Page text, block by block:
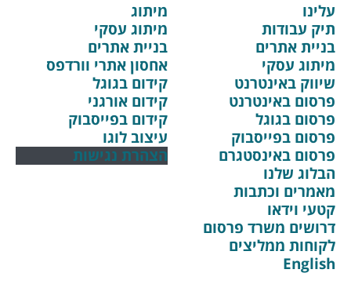
עלינו
תיק עבודות
בניית אתרים
מיתוג עסקי
שיווק באינטרנט
פרסום באינטרנט
פרסום בגוגל
פרסום בפייסבוק
פרסום באינסטגרם
הבלוג שלנו
מאמרים וכתבות
קטעי וידאו
דרושים משרד פרסום
לקוחות ממליצים
English
מיתוג
מיתוג עסקי
בניית אתרים
אחסון אתרי וורדפס
קידום בגוגל
קידום אורגני
קידום בפייסבוק
עיצוב לוגו
הצהרת נגישות